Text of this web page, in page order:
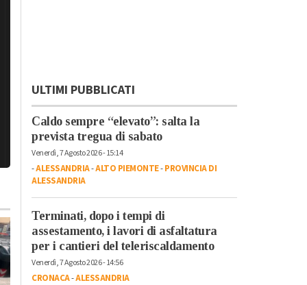
ULTIMI PUBBLICATI
Caldo sempre “elevato”: salta la
prevista tregua di sabato
Venerdì, 7 Agosto 2026 - 15:14
-ALESSANDRIA-ALTO PIEMONTE-PROVINCIA DI
ALESSANDRIA
Terminati, dopo i tempi di
assestamento, i lavori di asfaltatura
per i cantieri del teleriscaldamento
Venerdì, 7 Agosto 2026 - 14:56
CRONACA-ALESSANDRIA